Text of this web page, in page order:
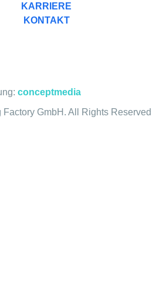
KARRIERE
KONTAKT
conceptmedia
GmbH. All Rights Reserved